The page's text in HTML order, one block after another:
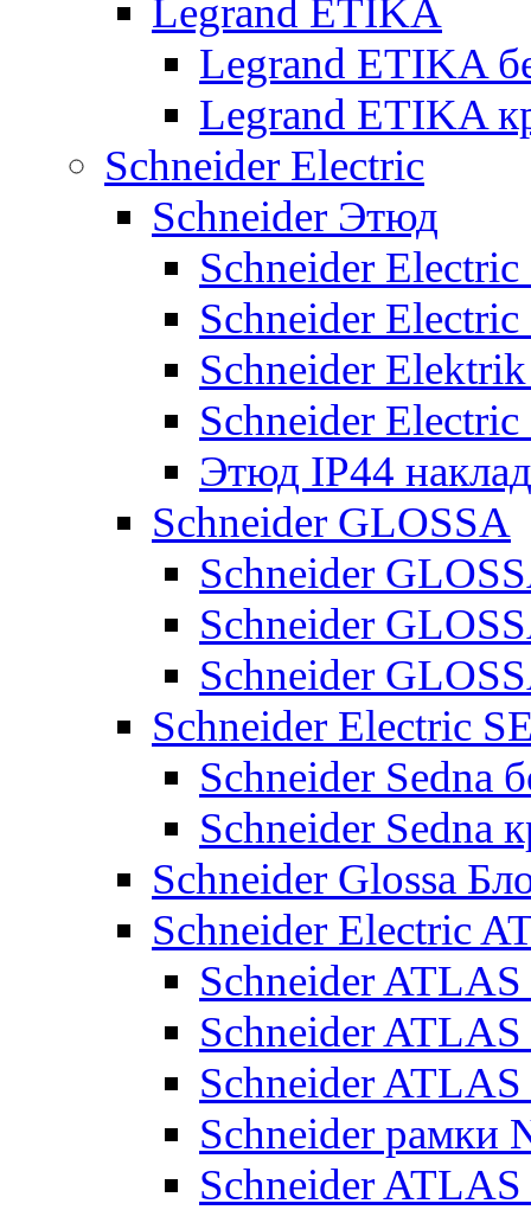
Legrand ETIKA
Legrand ETIKA
Legrand ETIKA
Schneider Electric
Schneider Этюд
Schneider
Schneider
Schneider
Schneider
Этюд IP44
Schneider GLOSSA
Schneider
Schneider
Schneider
Schneider Electric
Schneider Sedna
Schneider Sedna
Schneider Glossa
Schneider Electric
Schneider
Schneider
Schneider
Schneider рамки
Schneider